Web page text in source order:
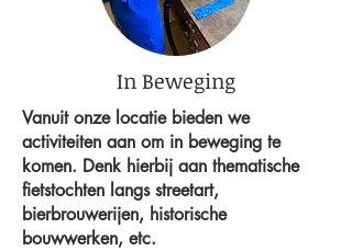
In Beweging
Vanuit onze locatie bieden we
activiteiten aan om in beweging te
komen. Denk hierbij aan thematische
fietstochten langs streetart,
bierbrouwerijen, historische
bouwwerken, etc.